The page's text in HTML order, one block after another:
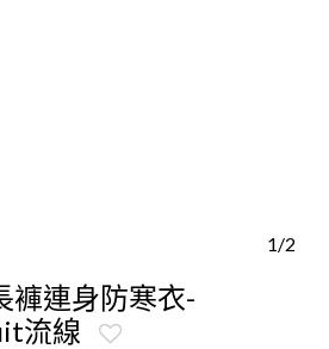
1/2
褲連身防寒衣-
流線